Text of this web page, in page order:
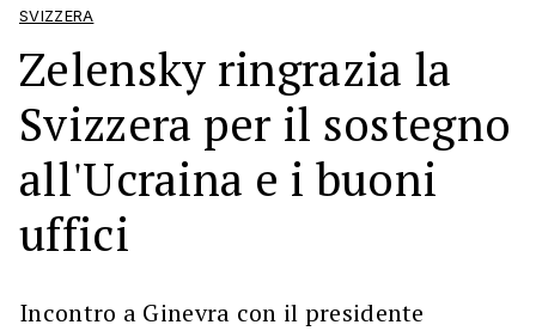
SVIZZERA
Zelensky ringrazia la
Svizzera per il sostegno
all'Ucraina e i buoni
uffici
Incontro a Ginevra con il presidente